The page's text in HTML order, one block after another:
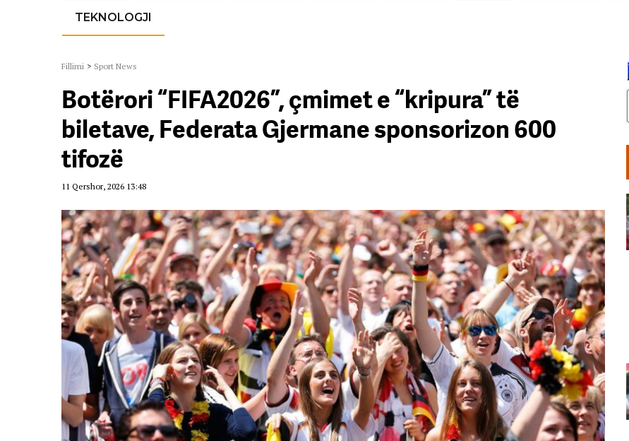
TEKNOLOGJI
Fillimi > Sport News
Botërori “FIFA2026”, çmimet e “kripura” të
biletave, Federata Gjermane sponsorizon 600
tifozë
11 Qershor, 2026 13:48
është i yni jo biznes privat”/
Protestuesit thirrje kryeministrit:
Ju erdhi fundi!
08 Gusht, 2026
LIVE- Sot dita e 70-të e protestës,
nis marshimi i qytetarëve drejt
Kryeministrisë: Rama, jep
dorëheqjen!
08 Gusht, 2026
Revolta popullore! Aktivisti Arben
Kola: Kjo betejë s’ka më kthim pas,
do të vazhdojmë deri në shtator.
Nuk ka pushime as për Diasporën!
08 Gusht, 2026